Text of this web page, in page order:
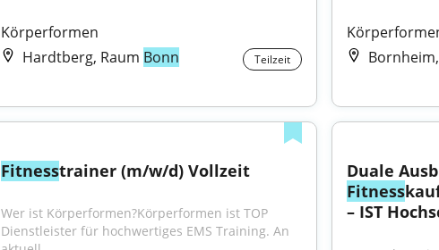
Körperformen
Hardtberg, Raum Bonn Teilzeit
Fitnesstrainer (m/w/d) Vollzeit
Wer ist Körperformen?Körperformen ist TOP
Dienstleister für hochwertiges EMS Training. An
Fitness
– IST